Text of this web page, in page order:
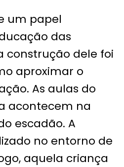
um papel
das
construção dele foi
aproximar o
As aulas do
acontecem na
escadão. A
no entorno de
aquela criança